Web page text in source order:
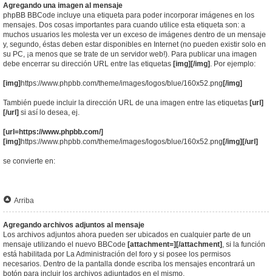
Agregando una imagen al mensaje
phpBB BBCode incluye una etiqueta para poder incorporar imágenes en los
mensajes. Dos cosas importantes para cuando utilice esta etiqueta son: a
muchos usuarios les molesta ver un exceso de imágenes dentro de un mensaje
y, segundo, éstas deben estar disponibles en Internet (no pueden existir solo en
su PC, ¡a menos que se trate de un servidor web!). Para publicar una imagen
debe encerrar su dirección URL entre las etiquetas [img][/img] . Por ejemplo:
[img] https://www.phpbb.com/theme/images/logos/blue/160x52.png [/img]
También puede incluir la dirección URL de una imagen entre las etiquetas [url]
[/url] si así lo desea, ej.
[url=https://www.phpbb.com/]
[img] https://www.phpbb.com/theme/images/logos/blue/160x52.png [/img][/url]
se convierte en:
Arriba
Agregando archivos adjuntos al mensaje
Los archivos adjuntos ahora pueden ser ubicados en cualquier parte de un
mensaje utilizando el nuevo BBCode [attachment=][/attachment] , si la función
está habilitada por La Administración del foro y si posee los permisos
necesarios. Dentro de la pantalla donde escriba los mensajes encontrará un
botón para incluir los archivos adjuntados en el mismo.